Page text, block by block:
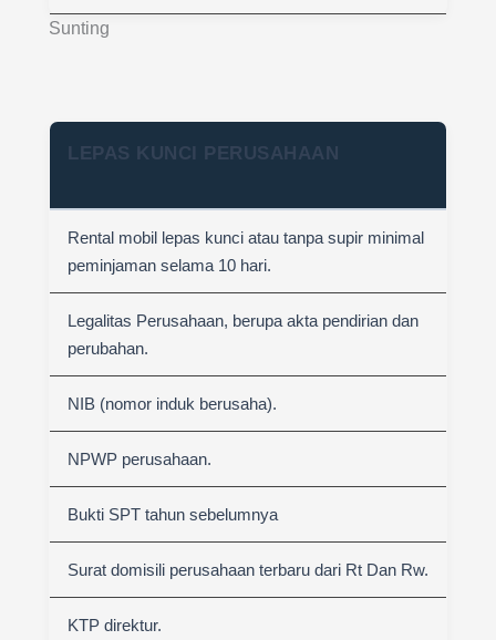
Sunting
LEPAS KUNCI PERUSAHAAN
Rental mobil lepas kunci atau tanpa supir minimal
peminjaman selama 10 hari.
Legalitas Perusahaan, berupa akta pendirian dan
perubahan.
NIB (nomor induk berusaha).
NPWP perusahaan.
Bukti SPT tahun sebelumnya
Surat domisili perusahaan terbaru dari Rt Dan Rw.
KTP direktur.